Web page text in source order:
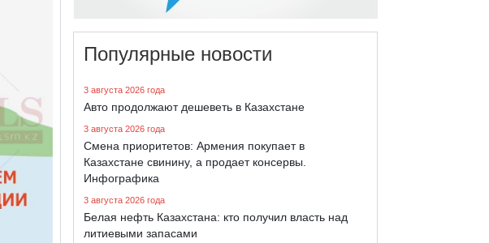
Популярные новости
3 августа 2026 года
Авто продолжают дешеветь в Казахстане
3 августа 2026 года
Смена приоритетов: Армения покупает в
Казахстане свинину, а продает консервы.
Инфографика
3 августа 2026 года
Белая нефть Казахстана: кто получил власть над
литиевыми запасами